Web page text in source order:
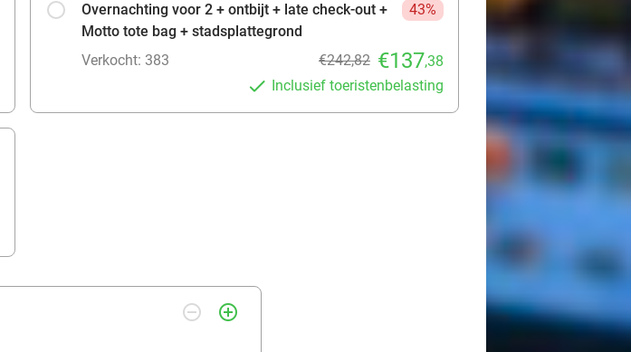
Overnachting voor 2 + ontbijt + late check-out +
Motto tote bag + stadsplattegrond
43%
Verkocht: 383 €242,82 €137,38
Inclusief toeristenbelasting
remove_circle_outline add_circle_outline